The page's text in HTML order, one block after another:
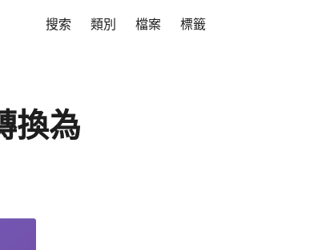
搜索 類別 檔案 標籤
換為